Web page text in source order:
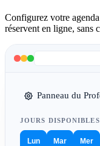
Configurez votre
réservent en ligne, sans
Panneau du
JOURS DISPONIBLES
Lun Mar Mer